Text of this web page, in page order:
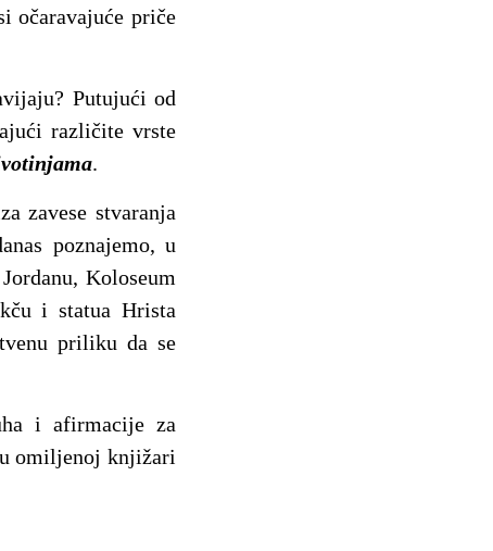
očaravajuće priče
Putujući od
različite vrste
.
zavese stvaranja
poznajemo, u
Koloseum
i statua Hrista
priliku da se
i afirmacije za
omiljenoj knjižari